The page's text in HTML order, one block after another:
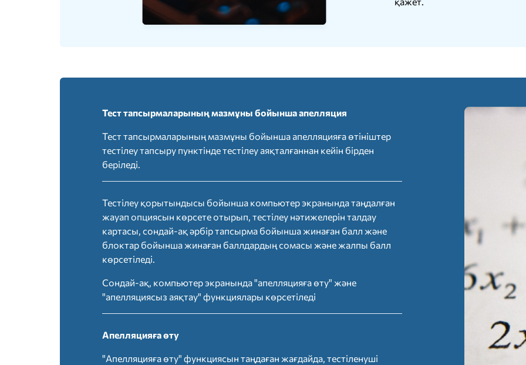
Тест тапсырмаларының мазмұны бойынша апелляция
Тест тапсырмаларының мазмұны бойынша апелляцияға өтініштер
тестілеу тапсыру пунктінде тестілеу аяқталғаннан кейін бірден
беріледі.
Тестілеу қорытындысы бойынша компьютер экранында таңдалған
жауап опциясын көрсете отырып, тестілеу нәтижелерін талдау
картасы, сондай-ақ әрбір тапсырма бойынша жинаған балл және
блоктар бойынша жинаған баллдардың сомасы және жалпы балл
көрсетіледі.
Сондай-ақ, компьютер экранында "апелляцияға өту" және
"апелляциясыз аяқтау" функциялары көрсетіледі
Апелляцияға өту
"Апелляцияға өту" функциясын таңдаған жағдайда, тестіленуші